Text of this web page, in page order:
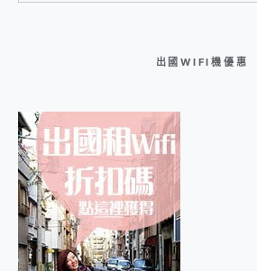
出國WIFI機優惠